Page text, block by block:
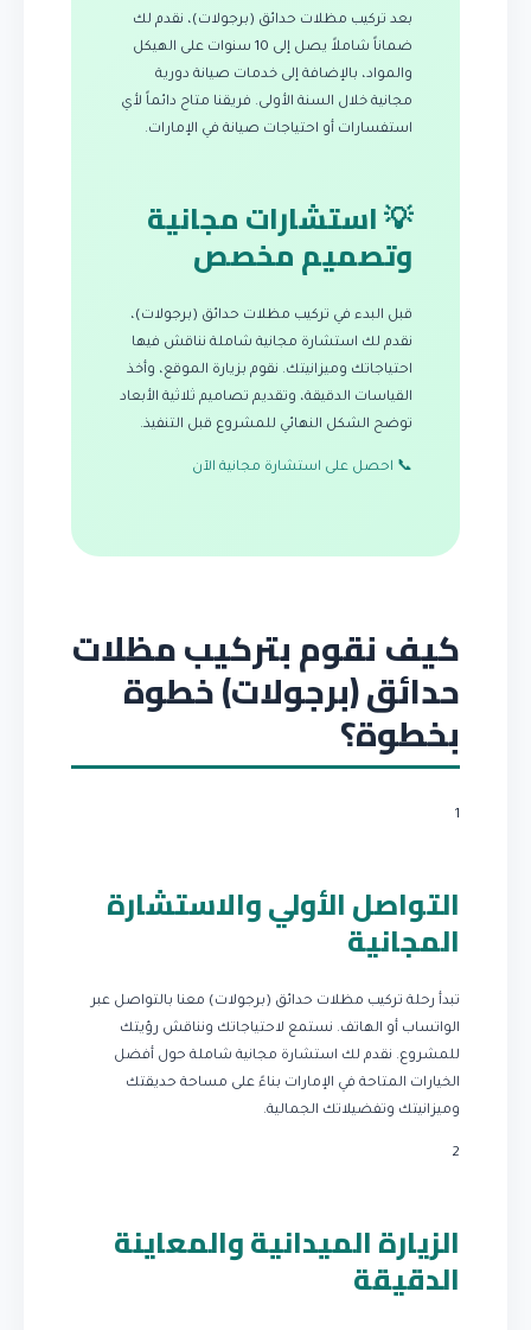
بعد تركيب مظلات حدائق (برجولات)، نقدم لك
ضماناً شاملاً يصل إلى 10 سنوات على الهيكل
والمواد، بالإضافة إلى خدمات صيانة دورية
مجانية خلال السنة الأولى. فريقنا متاح دائماً لأي
استفسارات أو احتياجات صيانة في الإمارات.
💡 استشارات مجانية
وتصميم مخصص
قبل البدء في تركيب مظلات حدائق (برجولات)،
نقدم لك استشارة مجانية شاملة نناقش فيها
احتياجاتك وميزانيتك. نقوم بزيارة الموقع، وأخذ
القياسات الدقيقة، وتقديم تصاميم ثلاثية الأبعاد
توضح الشكل النهائي للمشروع قبل التنفيذ.
📞 احصل على استشارة مجانية الآن
كيف نقوم بتركيب مظلات
حدائق (برجولات) خطوة
بخطوة؟
1
التواصل الأولي والاستشارة
المجانية
تبدأ رحلة تركيب مظلات حدائق (برجولات) معنا بالتواصل عبر
الواتساب أو الهاتف. نستمع لاحتياجاتك ونناقش رؤيتك
للمشروع. نقدم لك استشارة مجانية شاملة حول أفضل
الخيارات المتاحة في الإمارات بناءً على مساحة حديقتك
وميزانيتك وتفضيلاتك الجمالية.
2
الزيارة الميدانية والمعاينة
الدقيقة